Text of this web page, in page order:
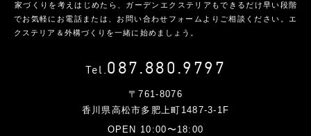
家づくりを考えはじめたら、ガーデンエクステリアもできるだけ早い段階
でお気軽にお電話または、お問い合わせフォームよりご相談ください。 エ
クステリア＆外構づくりを一緒に始めましょう。
Tel.087.880.9797
〒761-8076
香川県高松市多肥上町1487-3-1F
OPEN 10:00〜18:00